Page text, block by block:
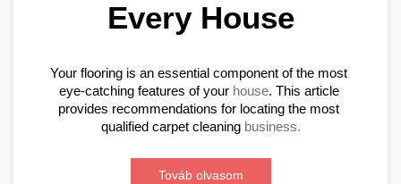
Every House
Your flooring is an essential component of the most
eye-catching features of your house. This article
provides recommendations for locating the most
qualified carpet cleaning business.
Továb olvasom